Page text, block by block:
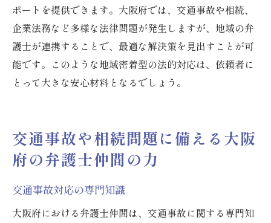
ポートを提供できます。大阪府では、交通事故や相続、
企業法務など多様な法律問題が発生しますが、地域の弁
護士が連携することで、最適な解決策を見出すことが可
能です。このような地域密着型の法的対応は、依頼者に
とって大きな安心材料となるでしょう。
交通事故や相続問題に備える大阪
府の弁護士仲間の力
交通事故対応の専門知識
大阪府における弁護士仲間は、交通事故に関する専門知